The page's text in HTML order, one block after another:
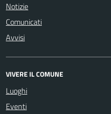
Notizie
Comunicati
Avvisi
VIVERE IL COMUNE
Luoghi
Eventi